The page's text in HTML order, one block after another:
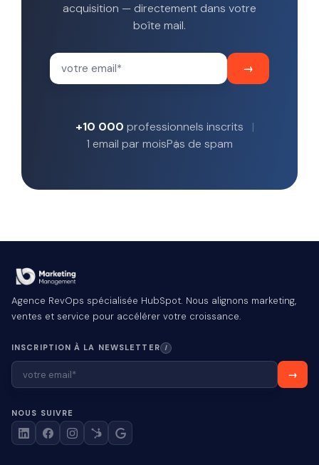
acquisition — directement dans votre
boîte mail.
+10 000 professionnels inscrits
1 email par moisPas de spam
Agence RevOps spécialisée HubSpot. Nous alignons marketing,
ventes et service pour accélérer votre croissance.
INSCRIPTION À LA NEWSLETTER I
NOUS SUIVRE